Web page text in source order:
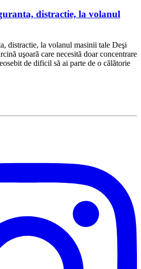
distractie, la volanul
distractie, la volanul masinii tale Deşi
uşoară care necesită doar concentrare
de dificil să ai parte de o călătorie